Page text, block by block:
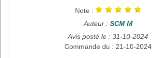
Note :
Auteur : SCM M
Avis posté le : 31-10-2024
Commande du : 21-10-2024